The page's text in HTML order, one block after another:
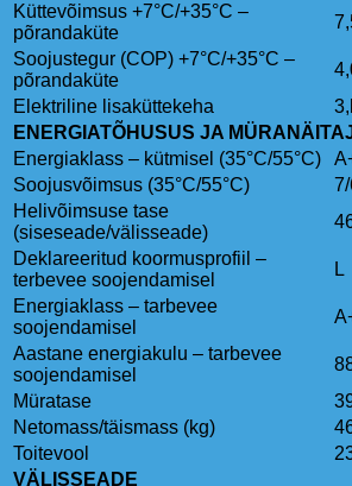
Küttevõimsus +7°C/+35°C –
põrandaküte
Soojustegur (COP) +7°C/+35°C –
põrandaküte
Elektriline lisaküttekeha
ENERGIATÕHUSUS JA
Energiaklass – kütmisel (35°C/55°C)
Soojusvõimsus (35°C/55°C)
Helivõimsuse tase
(siseseade/välisseade)
Deklareeritud koormusprofiil –
terbevee soojendamisel
L
Energiaklass – tarbevee
soojendamisel
Aastane energiakulu – tarbevee
soojendamisel
Müratase
Netomass/täismass (kg)
Toitevool
VÄLISSEADE